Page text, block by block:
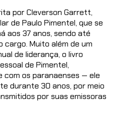
por Cleverson Garrett,
de Paulo Pimentel, que se
aos 37 anos, sendo até
cargo. Muito além de um
de liderança, o livro
de Pimentel,
com os paranaenses — ele
durante 30 anos, por meio
por suas emissoras